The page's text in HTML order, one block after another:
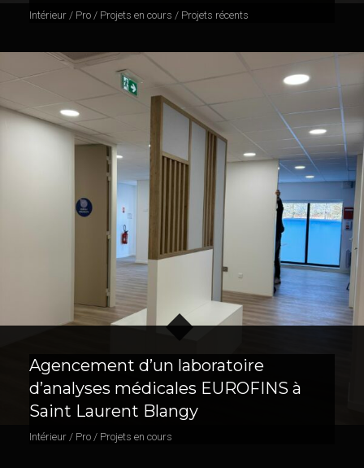
Intérieur / Pro / Projets en cours / Projets récents
Agencement d’un laboratoire
d’analyses médicales EUROFINS à
Saint Laurent Blangy
Intérieur / Pro / Projets en cours